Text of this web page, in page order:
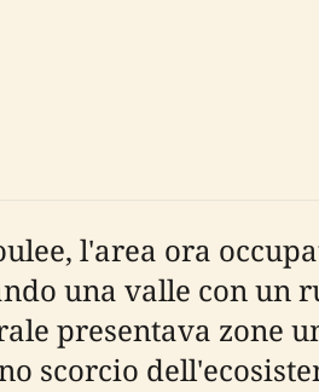
l'area ora
una valle con un
presentava zone
scorcio